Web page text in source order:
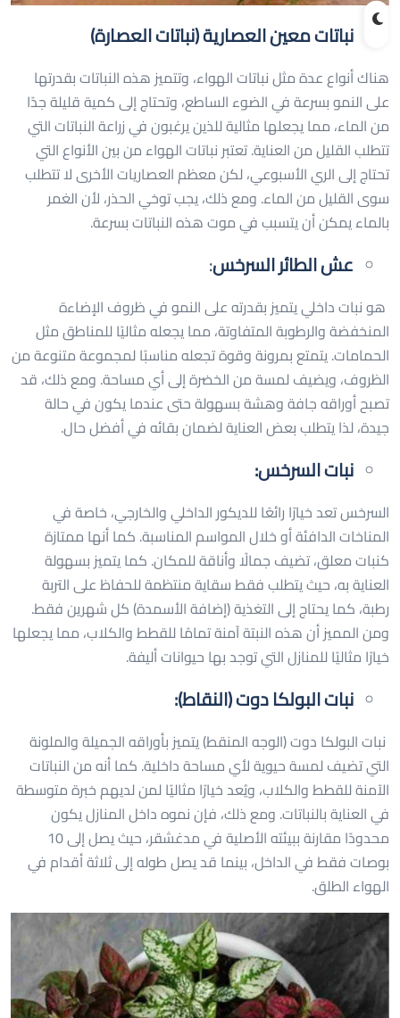
نباتات معين العصارية (نباتات العصارة)
هناك أنواع عدة مثل نباتات الهواء، وتتميز هذه النباتات بقدرتها
على النمو بسرعة في الضوء الساطع، وتحتاج إلى كمية قليلة جدًا
من الماء، مما يجعلها مثالية للذين يرغبون في زراعة النباتات التي
تتطلب القليل من العناية. تعتبر نباتات الهواء من بين الأنواع التي
تحتاج إلى الري الأسبوعي، لكن معظم العصاريات الأخرى لا تتطلب
سوى القليل من الماء. ومع ذلك، يجب توخي الحذر، لأن الغمر
بالماء يمكن أن يتسبب في موت هذه النباتات بسرعة.
عش الطائر السرخس:
هو نبات داخلي يتميز بقدرته على النمو في ظروف الإضاءة
المنخفضة والرطوبة المتفاوتة، مما يجعله مثاليًا للمناطق مثل
الحمامات. يتمتع بمرونة وقوة تجعله مناسبًا لمجموعة متنوعة من
الظروف، ويضيف لمسة من الخضرة إلى أي مساحة. ومع ذلك، قد
تصبح أوراقه جافة وهشة بسهولة حتى عندما يكون في حالة
جيدة، لذا يتطلب بعض العناية لضمان بقائه في أفضل حال.
نبات السرخس:
السرخس تعد خيارًا رائعًا للديكور الداخلي والخارجي، خاصة في
المناخات الدافئة أو خلال المواسم المناسبة. كما أنها ممتازة
كنبات معلق، تضيف جمالًا وأناقة للمكان. كما يتميز بسهولة
العناية به، حيث يتطلب فقط سقاية منتظمة للحفاظ على التربة
رطبة، كما يحتاج إلى التغذية (إضافة الأسمدة) كل شهرين فقط.
ومن المميز أن هذه النبتة آمنة تمامًا للقطط والكلاب، مما يجعلها
خيارًا مثاليًا للمنازل التي توجد بها حيوانات أليفة.
نبات البولكا دوت (النقاط):
نبات البولكا دوت (الوجه المنقط) يتميز بأوراقه الجميلة والملونة
التي تضيف لمسة حيوية لأي مساحة داخلية. كما أنه من النباتات
الآمنة للقطط والكلاب، ويُعد خيارًا مثاليًا لمن لديهم خبرة متوسطة
في العناية بالنباتات. ومع ذلك، فإن نموه داخل المنازل يكون
محدودًا مقارنة ببيئته الأصلية في مدغشقر، حيث يصل إلى 10
بوصات فقط في الداخل، بينما قد يصل طوله إلى ثلاثة أقدام في
الهواء الطلق.